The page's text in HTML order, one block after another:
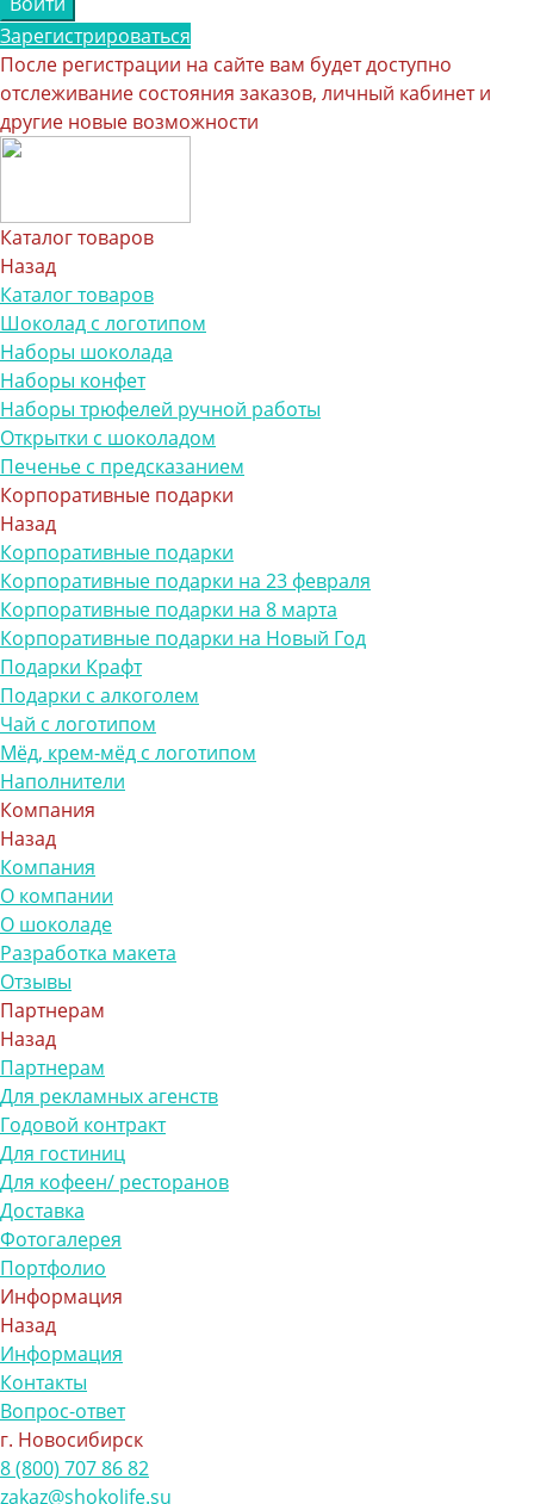
Зарегистрироваться
После регистрации на сайте вам будет доступно
отслеживание состояния заказов, личный кабинет и
другие новые возможности
Каталог товаров
Назад
Каталог товаров
Шоколад с логотипом
Наборы шоколада
Наборы конфет
Наборы трюфелей ручной работы
Открытки с шоколадом
Печенье с предсказанием
Корпоративные подарки
Назад
Корпоративные подарки
Корпоративные подарки на 23 февраля
Корпоративные подарки на 8 марта
Корпоративные подарки на Новый Год
Подарки Крафт
Подарки с алкоголем
Чай с логотипом
Мёд, крем-мёд с логотипом
Наполнители
Компания
Назад
Компания
О компании
О шоколаде
Разработка макета
Отзывы
Партнерам
Назад
Партнерам
Для рекламных агенств
Годовой контракт
Для гостиниц
Для кофеен/ ресторанов
Доставка
Фотогалерея
Портфолио
Информация
Назад
Информация
Контакты
Вопрос-ответ
г. Новосибирск
8 (800) 707 86 82
zakaz@shokolife.su